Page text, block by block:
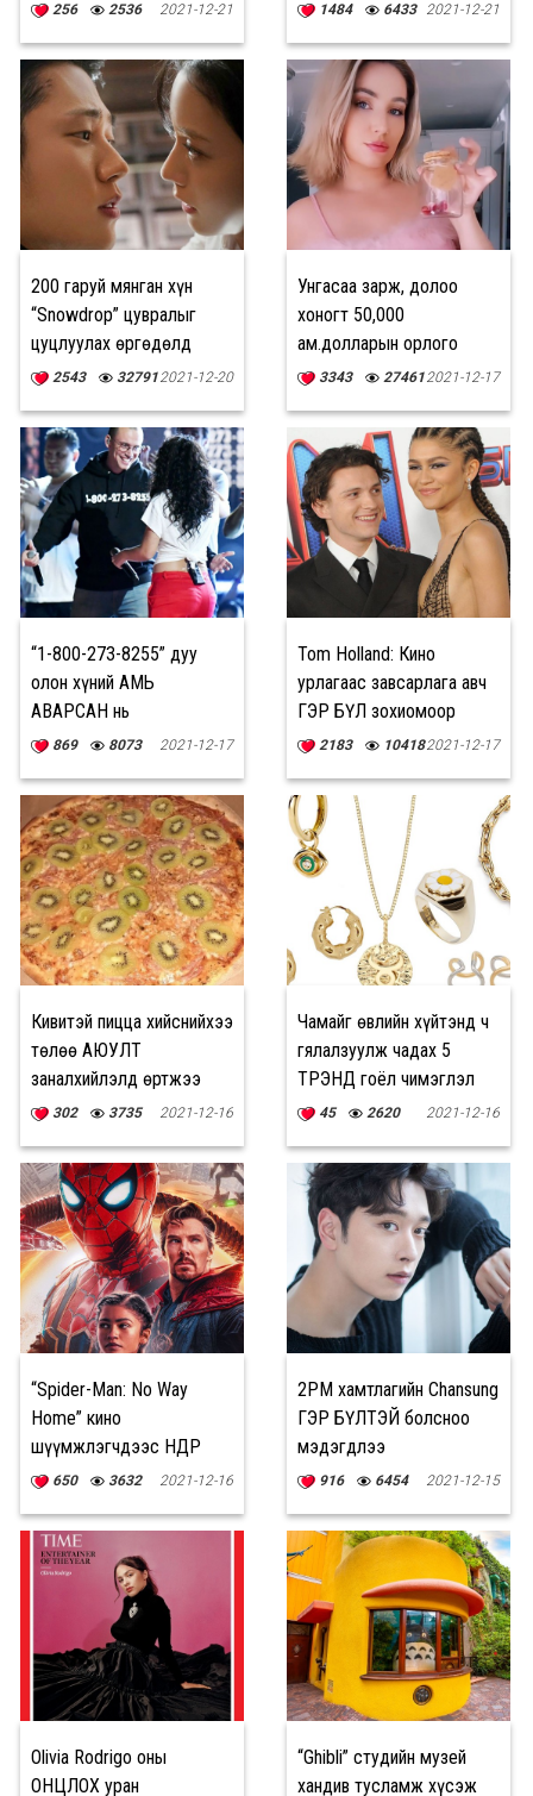
256 2536 2021-12-21 1484 6433 2021-12-21
200 гаруй мянган хүн
“Snowdrop” цувралыг
цуцлуулах өргөдөлд
гарын үсэг зуржээ
2543 327912021-12-20
Унгасаа зарж, долоо
хоногт 50,000
ам.долларын орлого
олдог бүсгүй
3343 274612021-12-17
“1-800-273-8255” дуу
олон хүний АМЬ
АВАРСАН нь
судалгаагаар
869 8073 2021-12-17
Tom Holland: Кино
урлагаас завсарлага авч
ГЭР БҮЛ зохиомоор
байна
2183 104182021-12-17
Кивитэй пицца хийснийхээ
төлөө АЮУЛТ
заналхийлэлд өртжээ
302 3735 2021-12-16
Чамайг өвлийн хүйтэнд ч
гялалзуулж чадах 5
ТРЭНД гоёл чимэглэл
45 2620 2021-12-16
“Spider-Man: No Way
Home” кино
шүүмжлэгчдээс ӨНДӨР
үнэлгээ авч байна
650 3632 2021-12-16
2PM хамтлагийн Chansung
ГЭР БҮЛТЭЙ болсноо
мэдэгдлээ
916 6454 2021-12-15
Olivia Rodrigo оны
ОНЦЛОХ уран
“Ghibli” студийн музей
хандив тусламж хүсэж